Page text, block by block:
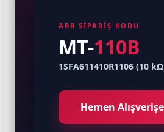
ABB SİPARİŞ KODU
MT-110B
1SFA611410R1106 (10
Hemen